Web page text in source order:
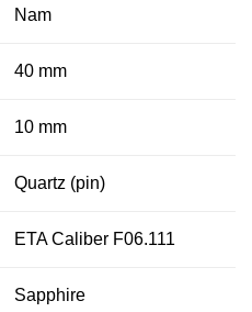
Nam
40 mm
10 mm
Quartz (pin)
ETA Caliber F06.111
Sapphire